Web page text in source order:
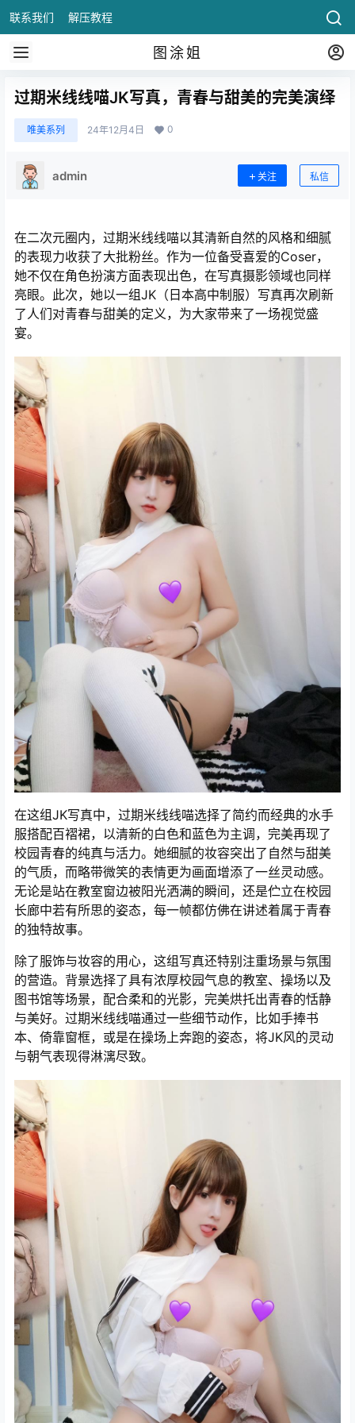
联系我们 解压教程
图涂姐
过期米线线喵JK写真，青春与甜美的完美演绎
唯美系列 24年12月4日 0
admin 关注 私信
在二次元圈内，过期米线线喵以其清新自然的风格和细腻
的表现力收获了大批粉丝。作为一位备受喜爱的Coser，
她不仅在角色扮演方面表现出色，在写真摄影领域也同样
亮眼。此次，她以一组JK（日本高中制服）写真再次刷新
了人们对青春与甜美的定义，为大家带来了一场视觉盛
宴。
在这组JK写真中，过期米线线喵选择了简约而经典的水手
服搭配百褶裙，以清新的白色和蓝色为主调，完美再现了
校园青春的纯真与活力。她细腻的妆容突出了自然与甜美
的气质，而略带微笑的表情更为画面增添了一丝灵动感。
无论是站在教室窗边被阳光洒满的瞬间，还是伫立在校园
长廊中若有所思的姿态，每一帧都仿佛在讲述着属于青春
的独特故事。
除了服饰与妆容的用心，这组写真还特别注重场景与氛围
的营造。背景选择了具有浓厚校园气息的教室、操场以及
图书馆等场景，配合柔和的光影，完美烘托出青春的恬静
与美好。过期米线线喵通过一些细节动作，比如手捧书
本、倚靠窗框，或是在操场上奔跑的姿态，将JK风的灵动
与朝气表现得淋漓尽致。